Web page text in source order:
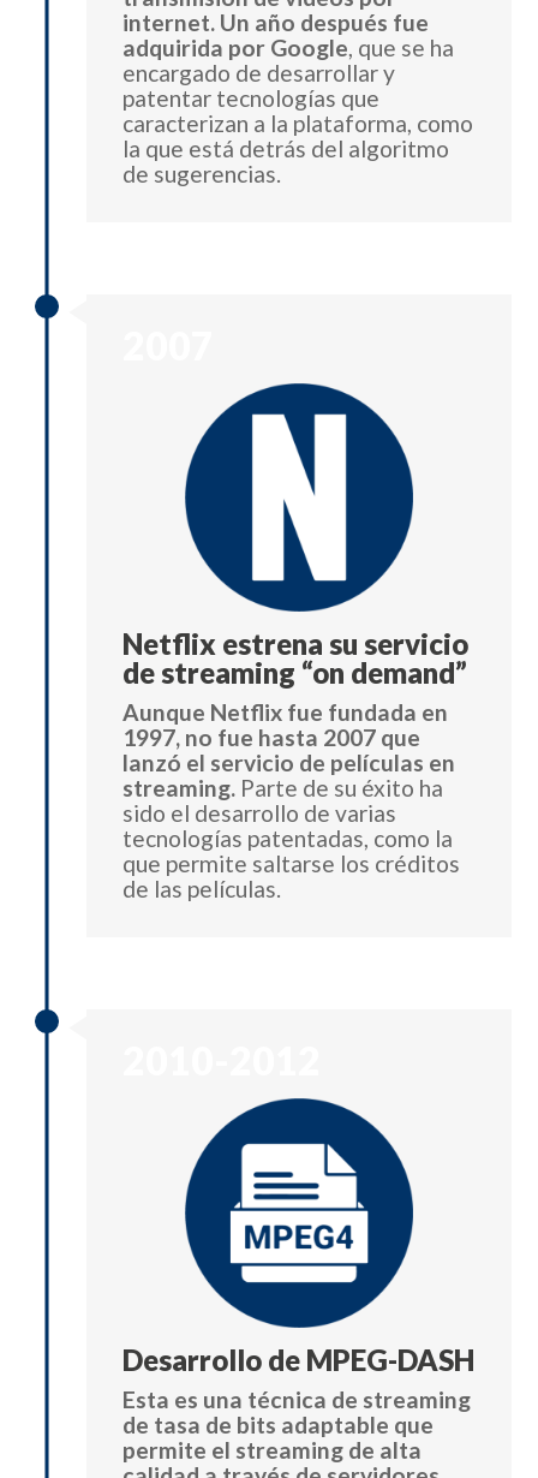
internet. Un año después fue
adquirida por Google, que se ha
encargado de desarrollar y
patentar tecnologías que
caracterizan a la plataforma, como
la que está detrás del algoritmo
de sugerencias.
Netflix estrena su servicio
de streaming “on demand”
Aunque Netflix fue fundada en
1997, no fue hasta 2007 que
lanzó el servicio de películas en
streaming. Parte de su éxito ha
sido el desarrollo de varias
tecnologías patentadas, como la
que permite saltarse los créditos
de las películas.
Desarrollo de MPEG-DASH
Esta es una técnica de streaming
de tasa de bits adaptable que
permite el streaming de alta